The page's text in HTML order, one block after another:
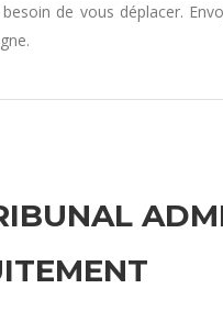
besoin de vous déplacer.